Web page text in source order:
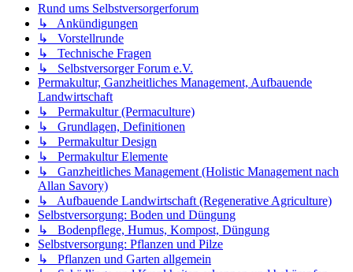
Rund ums Selbstversorgerforum
↳ Ankündigungen
↳ Vorstellrunde
↳ Technische Fragen
↳ Selbstversorger Forum e.V.
Permakultur, Ganzheitliches Management, Aufbauende
Landwirtschaft
↳ Permakultur (Permaculture)
↳ Grundlagen, Definitionen
↳ Permakultur Design
↳ Permakultur Elemente
↳ Ganzheitliches Management (Holistic Management nach
Allan Savory)
↳ Aufbauende Landwirtschaft (Regenerative Agriculture)
Selbstversorgung: Boden und Düngung
↳ Bodenpflege, Humus, Kompost, Düngung
Selbstversorgung: Pflanzen und Pilze
↳ Pflanzen und Garten allgemein